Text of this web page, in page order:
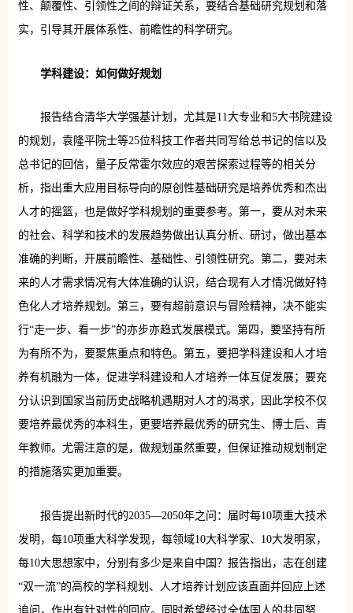
性、颠覆性、引领性之间的辩证关系，要结合基础研究规划和落
实，引导其开展体系性、前瞻性的科学研究。
学科建设：如何做好规划
报告结合清华大学强基计划，尤其是11大专业和5大书院建设
的规划，袁隆平院士等25位科技工作者共同写给总书记的信以及
总书记的回信，量子反常霍尔效应的艰苦探索过程等的相关分
析，指出重大应用目标导向的原创性基础研究是培养优秀和杰出
人才的摇篮，也是做好学科规划的重要参考。第一，要从对未来
的社会、科学和技术的发展趋势做出认真分析、研讨，做出基本
准确的判断，开展前瞻性、基础性、引领性研究。第二，要对未
来的人才需求情况有大体准确的认识，结合现有人才情况做好特
色化人才培养规划。第三，要有超前意识与冒险精神，决不能实
行“走一步、看一步”的亦步亦趋式发展模式。第四，要坚持有所
为有所不为，要聚焦重点和特色。第五，要把学科建设和人才培
养有机融为一体，促进学科建设和人才培养一体互促发展；要充
分认识到国家当前历史战略机遇期对人才的渴求，因此学校不仅
要培养最优秀的本科生，更要培养最优秀的研究生、博士后、青
年教师。尤需注意的是，做规划虽然重要，但保证推动规划制定
的措施落实更加重要。
报告提出新时代的2035—2050年之问：届时每10项重大技术
发明，每10项重大科学发现，每领域10大科学家、10大发明家，
每10大思想家中，分别有多少是来自中国？报告指出，志在创建
“双一流”的高校的学科规划、人才培养计划应该直面并回应上述
追问，作出有针对性的回应。同时希望经过全体国人的共同努